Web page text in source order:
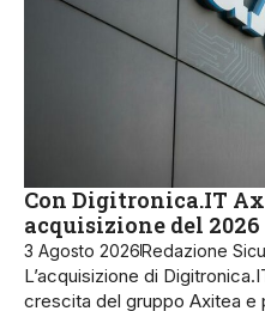
Con Digitronica.IT
acquisizione del 2026
3 Agosto 2026Redazione
L’acquisizione di
crescita del gruppo Axitea e